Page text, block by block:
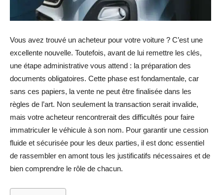
Vous avez trouvé un acheteur pour votre voiture ? C’est une
excellente nouvelle. Toutefois, avant de lui remettre les clés,
une étape administrative vous attend : la préparation des
documents obligatoires. Cette phase est fondamentale, car
sans ces papiers, la vente ne peut être finalisée dans les
règles de l’art. Non seulement la transaction serait invalide,
mais votre acheteur rencontrerait des difficultés pour faire
immatriculer le véhicule à son nom. Pour garantir une cession
fluide et sécurisée pour les deux parties, il est donc essentiel
de rassembler en amont tous les justificatifs nécessaires et de
bien comprendre le rôle de chacun.